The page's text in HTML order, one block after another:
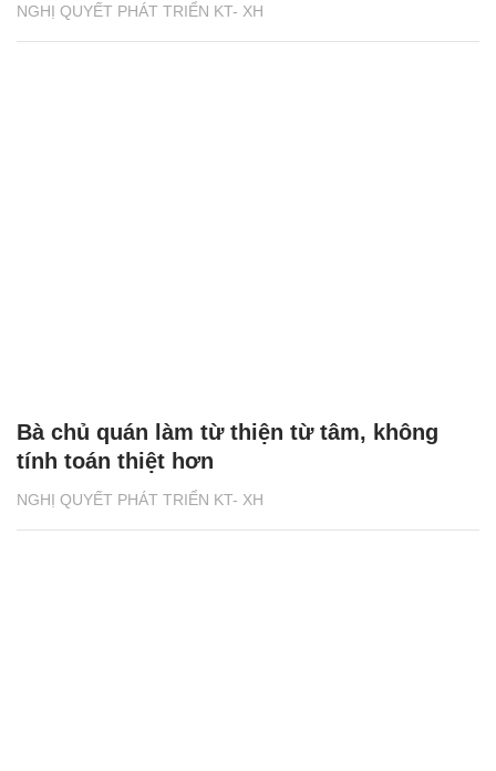
NGHỊ QUYẾT PHÁT TRIỂN KT- XH
NGHỊ QUYẾT PHÁT TRIỂN KT- XH
Bà chủ quán làm từ thiện từ tâm, không
tính toán thiệt hơn